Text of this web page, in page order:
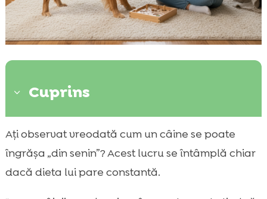
3 Cuprins

De ce câinii se îngrașă mai ușor iarna în
apartament

Semne că patrupedul nostru ia în greutate
Ați observat vreodată cum un câine se poate
îngrășa „din senin”? Acest lucru se întâmplă chiar
dacă dieta lui pare constantă.